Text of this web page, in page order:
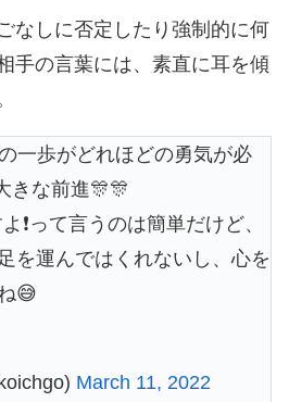
なしに否定したり強制的に何
手の言葉には、素直に耳を傾
一歩がどれほどの勇気が必
大きな前進🎊🎊
❗️って言うのは簡単だけど、
を運んではくれないし、心を
😅
March 11, 2022